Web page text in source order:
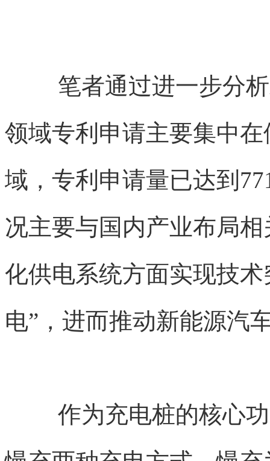
笔者通过进一步分
领域专利申请主要集中
域，专利申请量已达到
况主要与国内产业布局
化供电系统方面实现技
电”，进而推动新能源汽
作为充电桩的核心